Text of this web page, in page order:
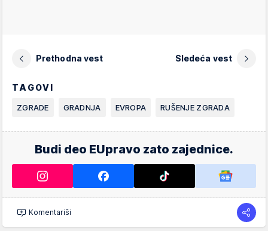
Prethodna vest Sledeća vest
TAGOVI
ZGRADE GRADNJA EVROPA RUŠENJE ZGRADA
Budi deo EUpravo zato zajednice.
Komentariši